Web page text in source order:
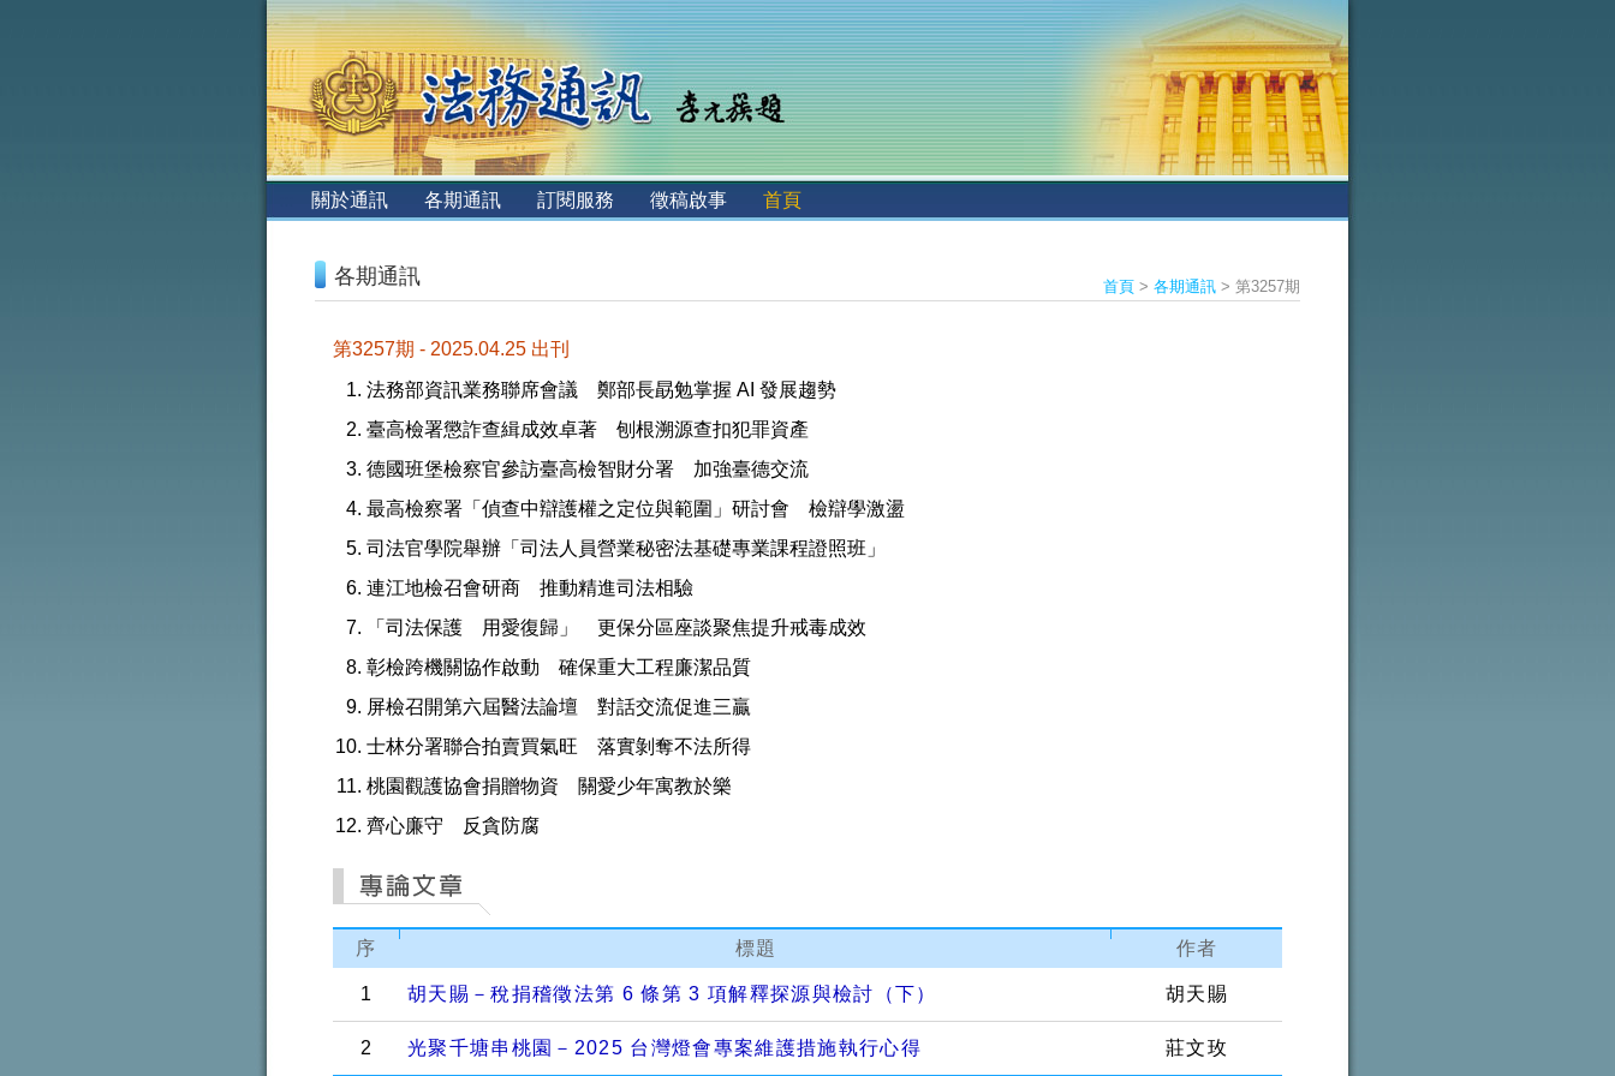
關於通訊 各期通訊 訂閱服務 徵稿啟事
首頁
各期通訊 首頁 > 各期通訊 > 第3257期
第3257期 - 2025.04.25 出刊
法務部資訊業務聯席會議 鄭部長勗勉掌握 AI 發展趨勢
臺高檢署懲詐查緝成效卓著 刨根溯源查扣犯罪資產
德國班堡檢察官參訪臺高檢智財分署 加強臺德交流
最高檢察署「偵查中辯護權之定位與範圍」研討會 檢辯學激盪
司法官學院舉辦「司法人員營業秘密法基礎專業課程證照班」
連江地檢召會研商 推動精進司法相驗
「司法保護 用愛復歸」 更保分區座談聚焦提升戒毒成效
彰檢跨機關協作啟動 確保重大工程廉潔品質
屏檢召開第六屆醫法論壇 對話交流促進三贏
士林分署聯合拍賣買氣旺 落實剝奪不法所得
桃園觀護協會捐贈物資 關愛少年寓教於樂
齊心廉守 反貪防腐
序 標題 作者
1 胡天賜－稅捐稽徵法第 6 條第 3 項解釋探源與檢討（下） 胡天賜
2 光聚千塘串桃園－2025 台灣燈會專案維護措施執行心得 莊文玫